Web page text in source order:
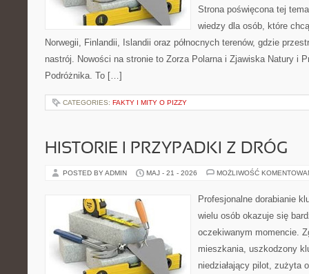
Strona poświęcona tej
wiedzy dla osób, które
Norwegii, Finlandii, Islandii oraz północnych terenów, gdzie
nastrój. Nowości na stronie to Zorza Polarna i Zjawiska Natury i
Podróżnika. To […]
CATEGORIES: FAKTY I MITY O PIZZY
HISTORIE I PRZYPADKI Z DRÓG
POSTED BY ADMIN MAJ - 21 - 2026 MOŻLIWOŚĆ
Profesjonalne dorabianie
wielu osób okazuje się
oczekiwanym momencie.
mieszkania, uszkodzony
niedziałający pilot, zużyta